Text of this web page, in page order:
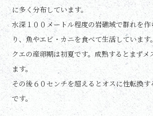
に多く分布しています。
水深１００メートル程度の岩礁域で群れを
り、魚やエビ・カニを食べて生活しています。
クエの産卵期は初夏です。成熟するとまずメ
ます。
その後６０センチを超えるとオスに性転換
です。